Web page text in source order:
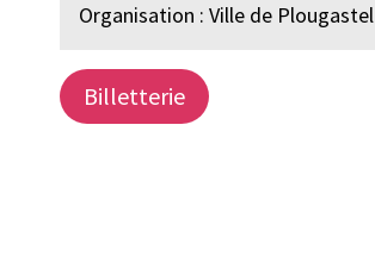
Organisation : Ville de Plougastel
Billetterie